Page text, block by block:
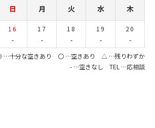
日 月 火 水 木
16
-
17
-
18
-
19
-
20
-
…十分な空きあり 〇 …空きあり △ …残りわずか
- …空きなし TEL …応相談